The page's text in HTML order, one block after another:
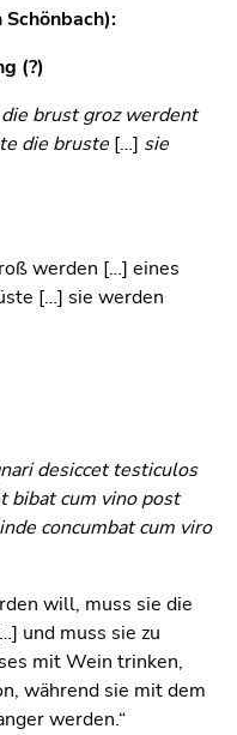
(?)
brust groz werdent
die bruste […] sie
werden […] eines
[…] sie werden
desiccet testiculos
bibat cum vino post
concumbat cum viro
will, muss sie die
und muss sie zu
mit Wein trinken,
während sie mit dem
werden.“